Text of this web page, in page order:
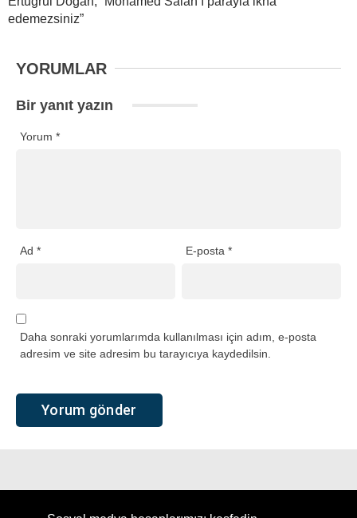
edemezsiniz”
YORUMLAR
Bir yanıt yazın
Yorum *
Ad * E-posta*
Daha sonraki yorumlarımda kullanılması için adım, e-posta
adresim ve site adresim bu tarayıcıya kaydedilsin.